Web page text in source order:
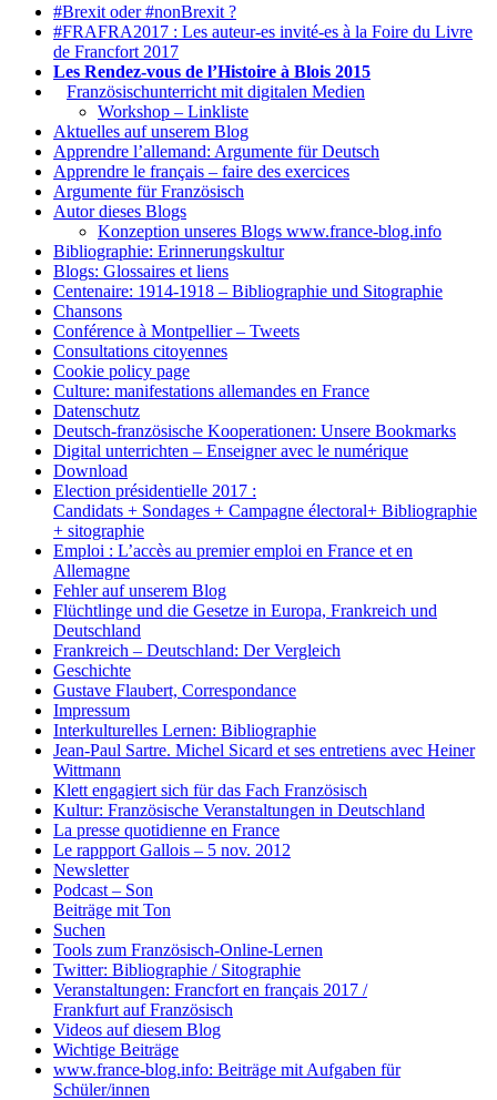
#Brexit oder #nonBrexit ?
#FRAFRA2017 : Les auteur-es invité-es à la Foire du Livre
de Francfort 2017
Les Rendez-vous de l’Histoire à Blois 2015
Französischunterricht mit digitalen Medien
Workshop – Linkliste
Aktuelles auf unserem Blog
Apprendre l’allemand: Argumente für Deutsch
Apprendre le français – faire des exercices
Argumente für Französisch
Autor dieses Blogs
Konzeption unseres Blogs www.france-blog.info
Bibliographie: Erinnerungskultur
Blogs: Glossaires et liens
Centenaire: 1914-1918 – Bibliographie und Sitographie
Chansons
Conférence à Montpellier – Tweets
Consultations citoyennes
Cookie policy page
Culture: manifestations allemandes en France
Datenschutz
Deutsch-französische Kooperationen: Unsere Bookmarks
Digital unterrichten – Enseigner avec le numérique
Download
Election présidentielle 2017 :
Candidats + Sondages + Campagne électoral+ Bibliographie
+ sitographie
Emploi : L’accès au premier emploi en France et en
Allemagne
Fehler auf unserem Blog
Flüchtlinge und die Gesetze in Europa, Frankreich und
Deutschland
Frankreich – Deutschland: Der Vergleich
Geschichte
Gustave Flaubert, Correspondance
Impressum
Interkulturelles Lernen: Bibliographie
Jean-Paul Sartre. Michel Sicard et ses entretiens avec Heiner
Wittmann
Klett engagiert sich für das Fach Französisch
Kultur: Französische Veranstaltungen in Deutschland
La presse quotidienne en France
Le rappport Gallois – 5 nov. 2012
Newsletter
Podcast – Son
Beiträge mit Ton
Suchen
Tools zum Französisch-Online-Lernen
Twitter: Bibliographie / Sitographie
Veranstaltungen: Francfort en français 2017 /
Frankfurt auf Französisch
Videos auf diesem Blog
Wichtige Beiträge
www.france-blog.info: Beiträge mit Aufgaben für
Schüler/innen